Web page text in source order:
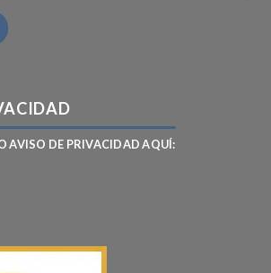
AVISO DE PRIVACIDAD AQUÍ: